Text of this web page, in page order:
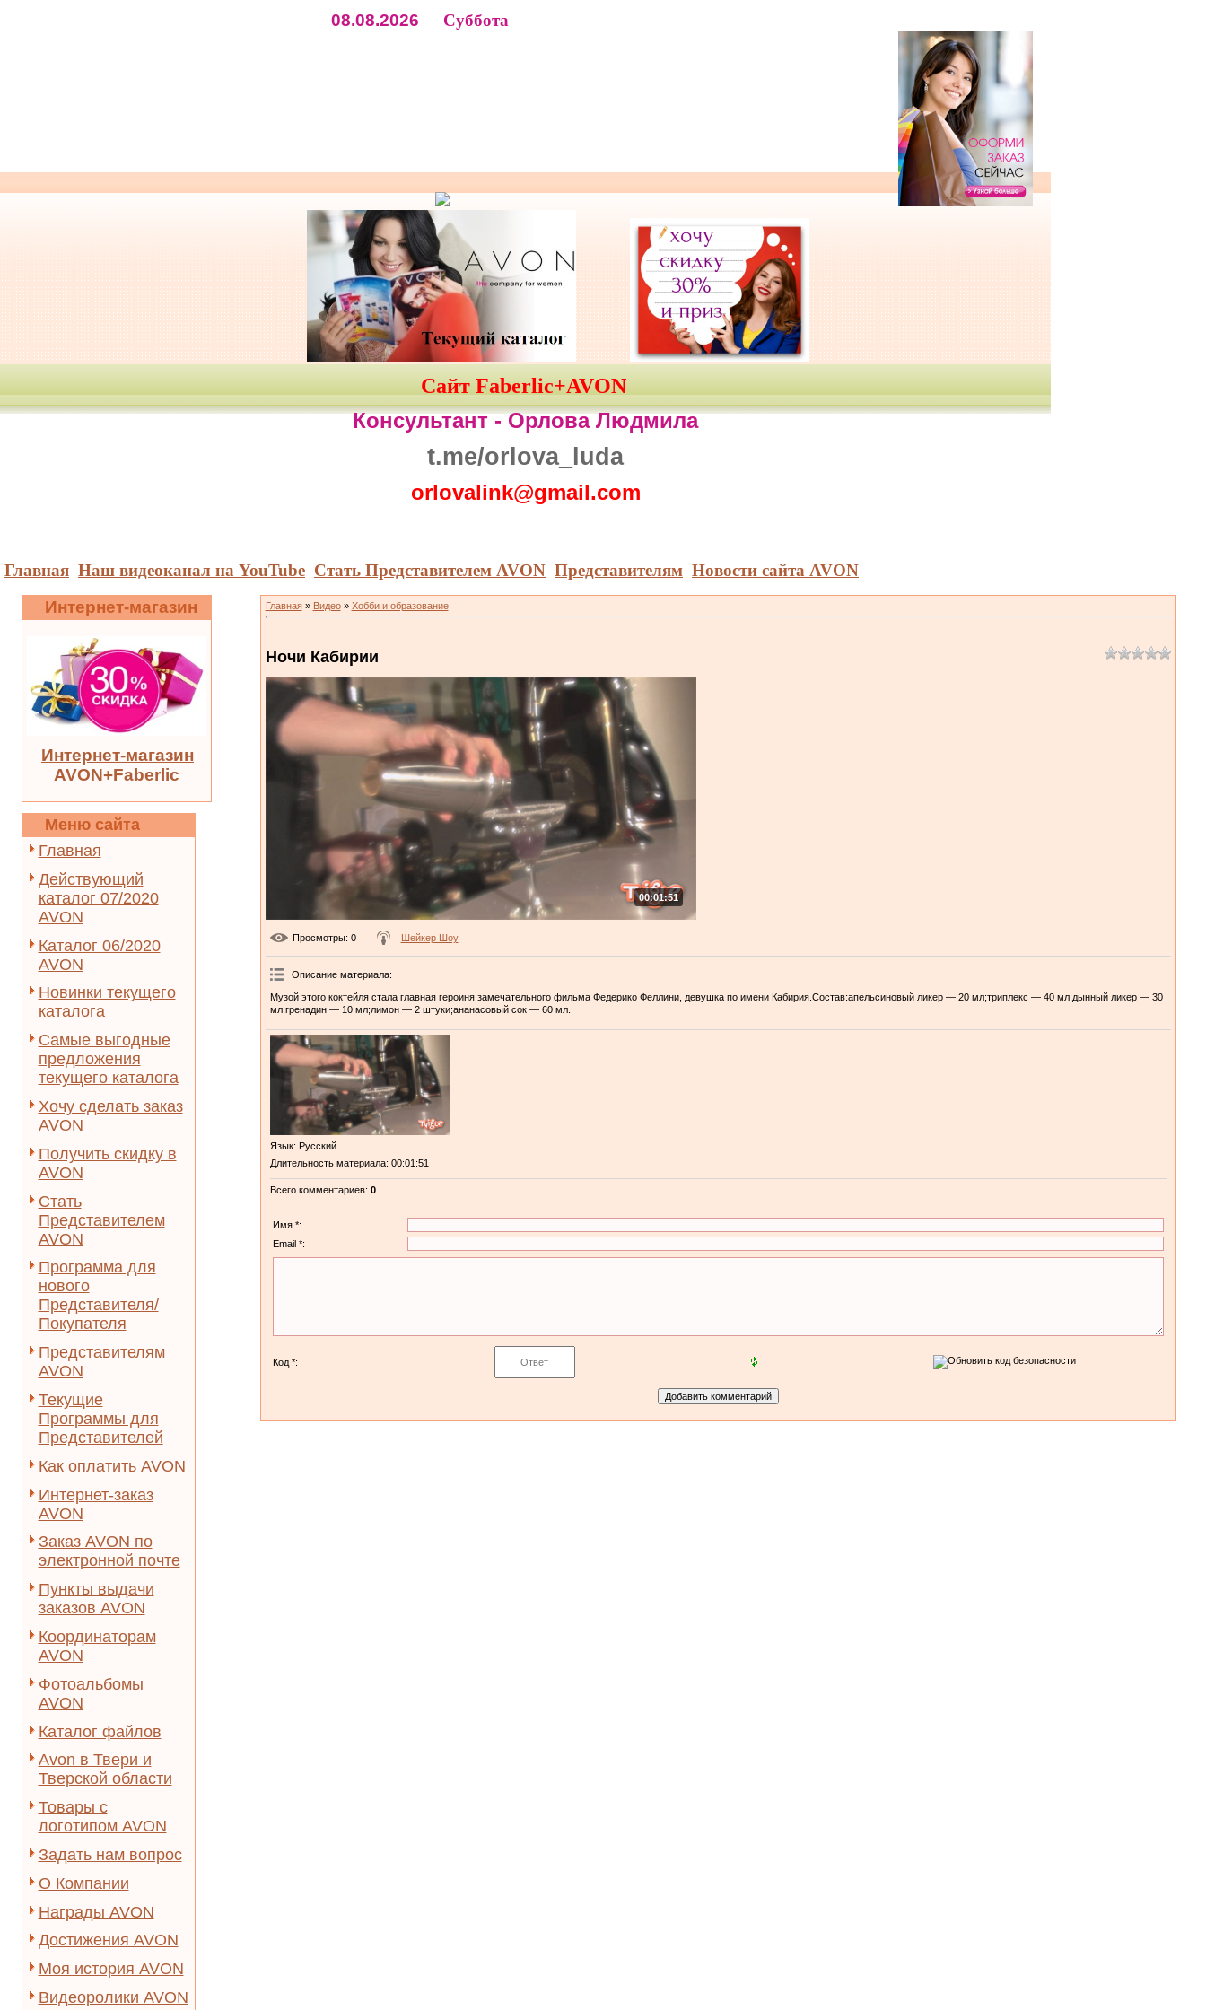
08.08.2026 Суббота
Сайт Faberlic+AVON
Консультант -Орлова Людмила
t.me/orlova_luda
orlovalink@gmail.com
Главная Наш видеоканал на YouTube Стать Представителем AVON Представителям Новости сайта AVON
Интернет-магазин
Интернет-магазин
AVON+Faberlic
Меню сайта
Главная
Действующий
каталог 07/2020
AVON
Каталог 06/2020
AVON
Новинки текущего
каталога
Самые выгодные
предложения
текущего каталога
Хочу сделать заказ
AVON
Получить скидку в
AVON
Стать
Представителем
AVON
Программа для
нового
Представителя/
Покупателя
Представителям
AVON
Текущие
Программы для
Представителей
Как оплатить AVON
Интернет-заказ
AVON
Заказ AVON по
электронной почте
Пункты выдачи
заказов AVON
Координаторам
AVON
Фотоальбомы
AVON
Каталог файлов
Avon в Твери и
Тверской области
Товары с
логотипом AVON
Задать нам вопрос
О Компании
Награды AVON
Достижения AVON
Моя история AVON
Видеоролики AVON
Главная» Видео» Хобби и образование
Ночи Кабирии
00:01:51
Просмотры: 0 Шейкер Шоу
Описание материала:
Музой этого коктейля стала главная героиня замечательного фильма Федерико Феллини, девушка по имени Кабирия.Состав:апельсиновый ликер — 20 мл;триплекс — 40 мл;дынный ликер — 30
мл;гренадин — 10 мл;лимон — 2 штуки;ананасовый сок — 60 мл.
Язык: Русский
Длительность материала: 00:01:51
Всего комментариев: 0
Имя *:
Email *:
Код *: